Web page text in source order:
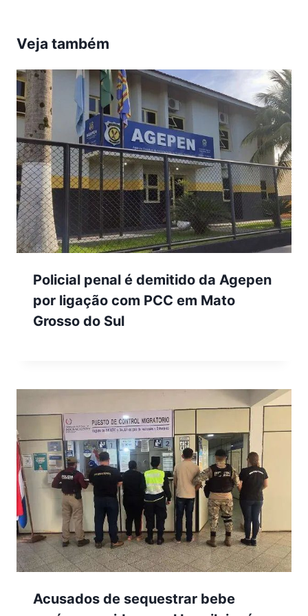
Veja também
Policial penal é demitido da Agepen
por ligação com PCC em Mato
Grosso do Sul
Acusados de sequestrar bebe